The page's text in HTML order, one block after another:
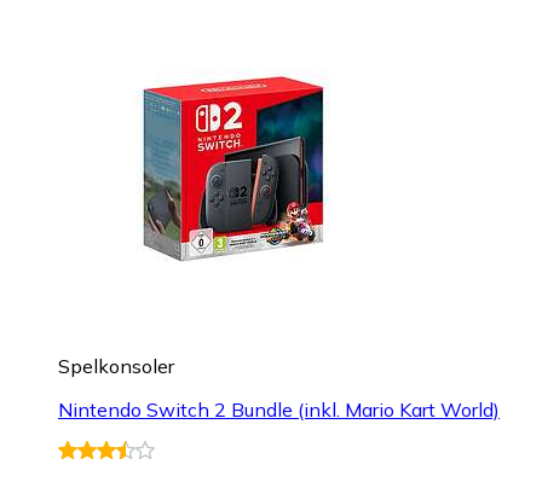
Spelkonsoler
Nintendo Switch 2 Bundle (inkl. Mario Kart World)